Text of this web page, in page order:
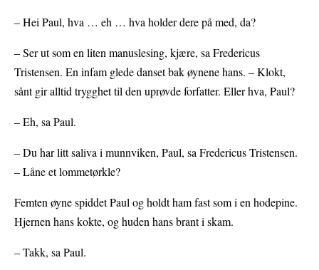
– Hei Paul, hva … eh … hva holder dere på med, da?
– Ser ut som en liten manuslesing, kjære, sa Fredericus
Tristensen. En infam glede danset bak øynene hans. – Klokt,
sånt gir alltid trygghet til den uprøvde forfatter. Eller hva, Paul?
– Eh, sa Paul.
– Du har litt saliva i munnviken, Paul, sa Fredericus Tristensen.
– Låne et lommetørkle?
Femten øyne spiddet Paul og holdt ham fast som i en hodepine.
Hjernen hans kokte, og huden hans brant i skam.
– Takk, sa Paul.